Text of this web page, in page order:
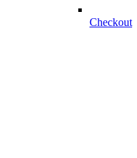
Checkout